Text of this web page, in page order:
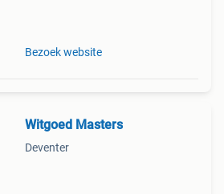
Bezoek website
Witgoed Masters
Deventer